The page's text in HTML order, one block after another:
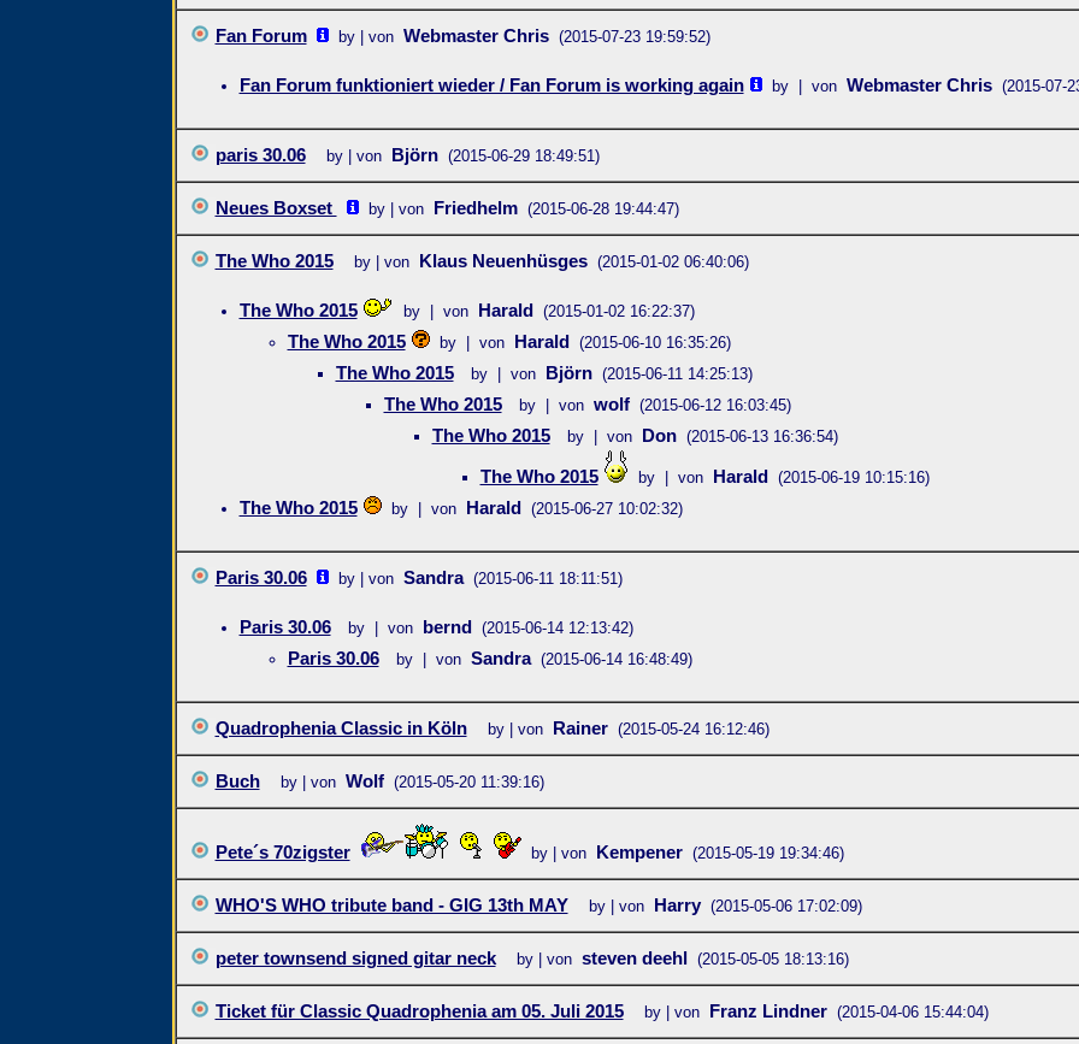
Fan Forum by | von Webmaster Chris (2015-07-23 19:59:52)
Fan Forum funktioniert wieder / Fan Forum is working again by | von Webmaster Chris (2015-07-
paris 30.06 by | von Björn (2015-06-29 18:49:51)
Neues Boxset by | von Friedhelm (2015-06-28 19:44:47)
The Who 2015 by | von Klaus Neuenhüsges (2015-01-02 06:40:06)
The Who 2015 by | von Harald (2015-01-02 16:22:37)
The Who 2015 by | von Harald (2015-06-10 16:35:26)
The Who 2015 by | von Björn (2015-06-11 14:25:13)
The Who 2015 by | von wolf (2015-06-12 16:03:45)
The Who 2015 by | von Don (2015-06-13 16:36:54)
The Who 2015 by | von Harald (2015-06-19 10:15:16)
The Who 2015 by | von Harald (2015-06-27 10:02:32)
Paris 30.06 by | von Sandra (2015-06-11 18:11:51)
Paris 30.06 by | von bernd (2015-06-14 12:13:42)
Paris 30.06 by | von Sandra (2015-06-14 16:48:49)
Quadrophenia Classic in Köln by | von Rainer (2015-05-24 16:12:46)
Buch by | von Wolf (2015-05-20 11:39:16)
Pete´s 70zigster by | von Kempener (2015-05-19 19:34:46)
WHO'S WHO tribute band - GIG 13th MAY by | von Harry (2015-05-06 17:02:09)
peter townsend signed gitar neck by | von steven deehl (2015-05-05 18:13:16)
Ticket für Classic Quadrophenia am 05. Juli 2015 by | von Franz Lindner (2015-04-06 15:44:04)